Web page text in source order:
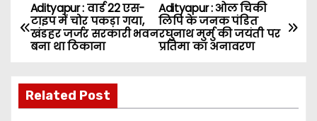
P
o
t
Adityapur : ओल चिकी
लिपि के जनक पंडित
रघुनाथ मुर्मु की जयंती पर
प्रतिमा का अनावरण
Adityapur : वार्ड 22 एस-
टाइप में चोर पकड़ा गया,
खंडहर जर्जर सरकारी भवन
बना था ठिकाना
Related Post